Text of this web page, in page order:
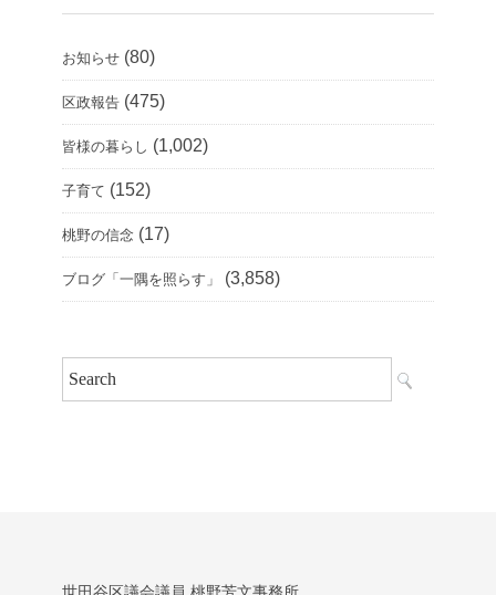
お知らせ (80)
区政報告 (475)
皆様の暮らし (1,002)
子育て (152)
桃野の信念 (17)
ブログ「一隅を照らす」 (3,858)